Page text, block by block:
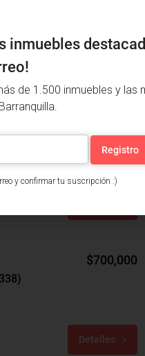
$700,000
Detalles
inmuebles
de 1.500 inmuebles y las
y confirmar tu suscripción :)